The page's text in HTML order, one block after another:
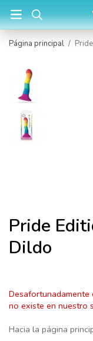
Página principal /
Pride
Dildo
Desafortunadamente
no existe en nuestro
Hacia la página